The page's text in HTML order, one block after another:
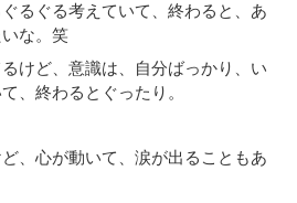
るぐる考えていて、終わると、あ
な。笑
けど、意識は、自分ばっかり、い
、終わるとぐったり。
、心が動いて、涙が出ることもあ